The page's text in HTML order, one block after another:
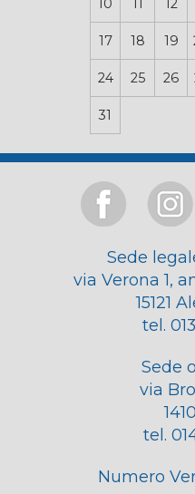
10 11 12
17 18 19
24 25 26
31
Sede
via Verona 1,
15121
tel.
Sede
via
tel.
Numero